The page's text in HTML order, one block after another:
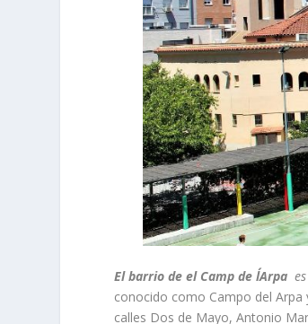
El barrio de el Camp de l´Arpa
conocido como Campo del
calles Dos de Mayo, Antonio